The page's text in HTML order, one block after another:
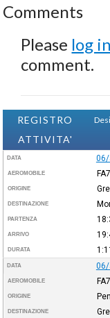
Comments
Please log in
comment.
REGISTRO
ATTIVITA'
DATA
AEROMOBILE
ORIGINE
DESTINAZIONE
PARTENZA
ARRIVO
DURATA
DATA
AEROMOBILE
ORIGINE
DESTINAZIONE